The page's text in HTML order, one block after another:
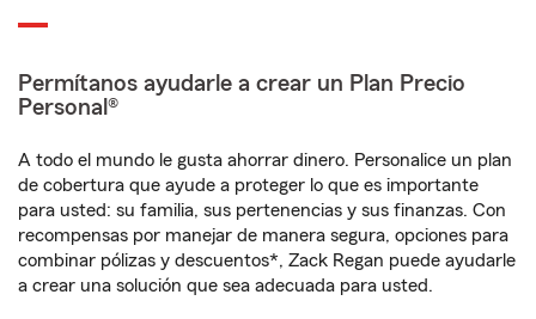
Permítanos ayudarle a crear un Plan Precio
Personal®
A todo el mundo le gusta ahorrar dinero. Personalice un plan
de cobertura que ayude a proteger lo que es importante
para usted: su familia, sus pertenencias y sus finanzas. Con
recompensas por manejar de manera segura, opciones para
combinar pólizas y descuentos*, Zack Regan puede ayudarle
a crear una solución que sea adecuada para usted.